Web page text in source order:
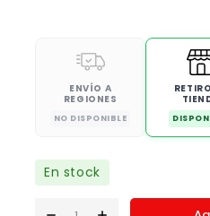
ENVÍO A
REGIONES
NO DISPONIBLE
En stock